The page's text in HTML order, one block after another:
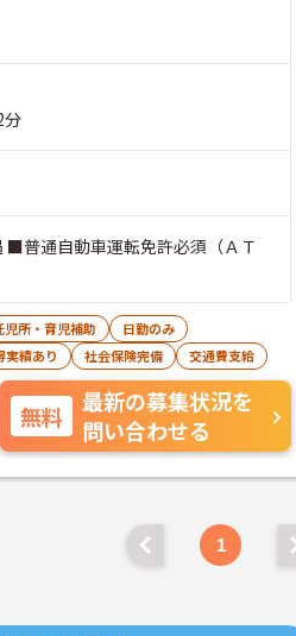
分
普通自動車運転免許必須（ＡＴ
児所・育児補助
日勤のみ
実績あり 社会保険完備 交通費支給
無料
最新の募集状況を
問い合わせる
1